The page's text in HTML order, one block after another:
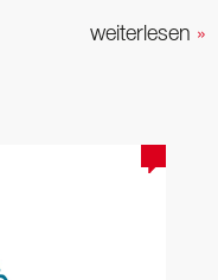
weiterlesen »